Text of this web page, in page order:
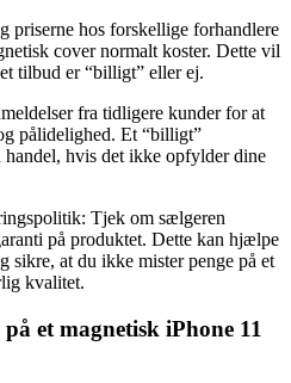
priserne hos forskellige forhandlere
cover normalt koster. Dette vil
tilbud er “billigt” eller ej.
fra tidligere kunder for at
pålidelighed. Et “billigt”
hvis det ikke opfylder dine
Tjek om sælgeren
på produktet. Dette kan hjælpe
sikre, at du ikke mister penge på et
kvalitet.
et magnetisk iPhone 11